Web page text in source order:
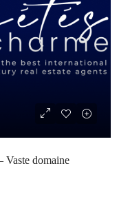
Vaste domaine